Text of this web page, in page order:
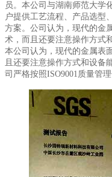
员。本公司与湖南师范大学
户提供工艺流程、产品选型
方案。公司认为，现代的金
术，而且还要注意操作方式
本公司认为，现代的金属表
且还要注意操作方式和设备
司严格按照ISO9001质量管